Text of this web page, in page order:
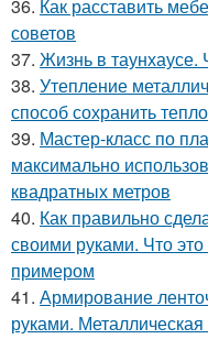
36. Как расставить
советов
37. Жизнь в таунхаусе.
38. Утепление
способ сохранить
39. Мастер-класс по
максимально
квадратных метров
40. Как правильно
своими руками. Что
примером
41. Армирование
руками.